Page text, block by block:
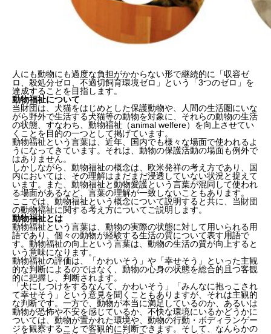
人にも動物にも過度な負担がかからない形で継続的に「収容ゼ
ロ、殺処分ゼロ、不適切飼育環境ゼロ」という「3つのゼロ」を
達成することを目指します。
動物福祉について
当財団は、犬猫をはじめとした保護動物や、人間の生活圏にいな
がら野外で生活する犬猫等の動物を対象に、それらの動物の生活
の状態、すなわち、動物福祉（animal welfere）を向上させてい
くことを目的の一つとして掲げています。
動物福祉という言葉は、近年、国内でも様々な場面で使われるよ
うになってきています。それは、動物の保護活動の場面も例外で
はありません。
しかしながら、動物福祉の概念は、欧米発祥の考え方であり、国
内においては、その理解はまだまだ浸透していない状況と捉えて
います。また、動物福祉と動物愛護という言葉が混同して使われ
る場面があるなど、言葉の理解が一致しないこともあります。
ここでは、動物福祉という概念について説明すると共に、当財団
の動物福祉に関する考え方についてご説明します。
動物福祉とは
動物福祉という言葉は、動物の実際の状態に対して用いられる用
語であり、個々の動物が経験する生活の質について表す用語で
す。動物福祉の向上という言葉は、動物の生活の質が向上すると
いう意味になります。
動物福祉の評価は、「かわいそう」や「幸せそう」といった主観
的な判断によるのではなく、動物の心身の状態を総合的且つ客観
的に把握し、判断されます。
「犬にしつけをするなんて、かわいそう」「みんなに抱っこされ
て幸せそう」という意見を聞くこともありますが、それは主観的
な判断です。一方で、動物が本当に満足しているのか、あるいは
動物が恐怖や不安を感じているか、不快な環境にいるかどうかに
ついては、動物が置かれた環境や、動物の行動・ボディランゲー
ジを観察することで客観的に判断できます。そして、なんらかの